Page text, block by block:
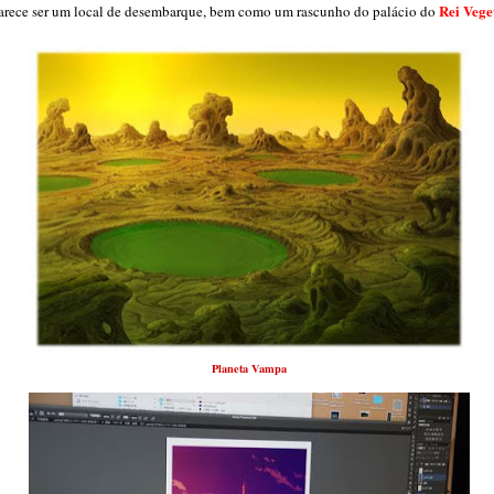
ser um local de desembarque, bem como um rascunho do palácio do Rei
Planeta Vampa